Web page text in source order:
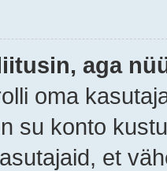
aga
oma
su konto
et